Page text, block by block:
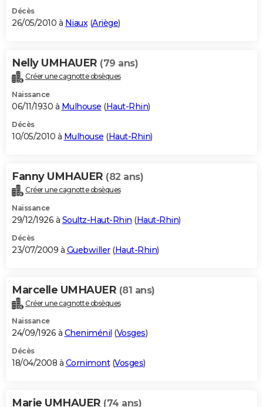
Décès
26/05/2010 à Niaux(Ariège)
Nelly UMHAUER (79 ans)
Créer une cagnotte obsèques
Naissance
06/11/1930 à Mulhouse (Haut-Rhin)
Décès
10/05/2010 à Mulhouse (Haut-Rhin)
Fanny UMHAUER (82 ans)
Créer une cagnotte obsèques
Naissance
29/12/1926 à Soultz-Haut-Rhin (Haut-Rhin)
Décès
23/07/2009 à Guebwiller(Haut-Rhin)
Marcelle UMHAUER (81 ans)
Créer une cagnotte obsèques
Naissance
24/09/1926 à Cheniménil (Vosges)
Décès
18/04/2008 à Cornimont(Vosges)
Marie UMHAUER (74 ans)